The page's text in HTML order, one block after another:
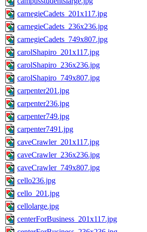
carnegieCadets_201x117.jpg
carnegieCadets_236x236.jpg
carnegieCadets_749x807.jpg
carolShapiro_201x117.jpg
carolShapiro_236x236.jpg
carolShapiro_749x807.jpg
carpenter201.jpg
carpenter236.jpg
carpenter749.jpg
carpenter7491.jpg
caveCrawler_201x117.jpg
caveCrawler_236x236.jpg
caveCrawler_749x807.jpg
cello236.jpg
cello_201.jpg
cellolarge.jpg
centerForBusiness_201x117.jpg